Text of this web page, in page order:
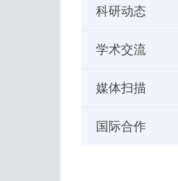
科研动态
学术交流
媒体扫描
国际合作